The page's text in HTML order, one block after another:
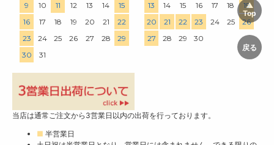
9
10 11 12 13 14
15
16
17 18 19 20 21
22
23
24 25 26 27 28
29
30
31
13
14 15 16 17 18
19
20
21 22 23 24 25
26
27
28 29 30
当店は通常ご注文から3営業日以内の出荷を行っております。
■ 半営業日